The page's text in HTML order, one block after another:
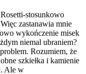
stosunkowo
zastanawia mnie
wykończenie misek
niemal ubraniem?
Rozumiem, że
szkiełka i kamienie
Ale w